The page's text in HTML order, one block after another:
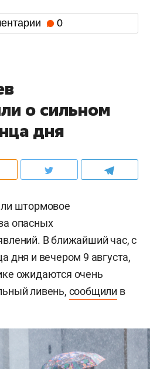
0
о сильном
дня
штормовое
опасных
В ближайший час, с
дня и вечером 9 августа,
ожидаются очень
ливень, сообщили в